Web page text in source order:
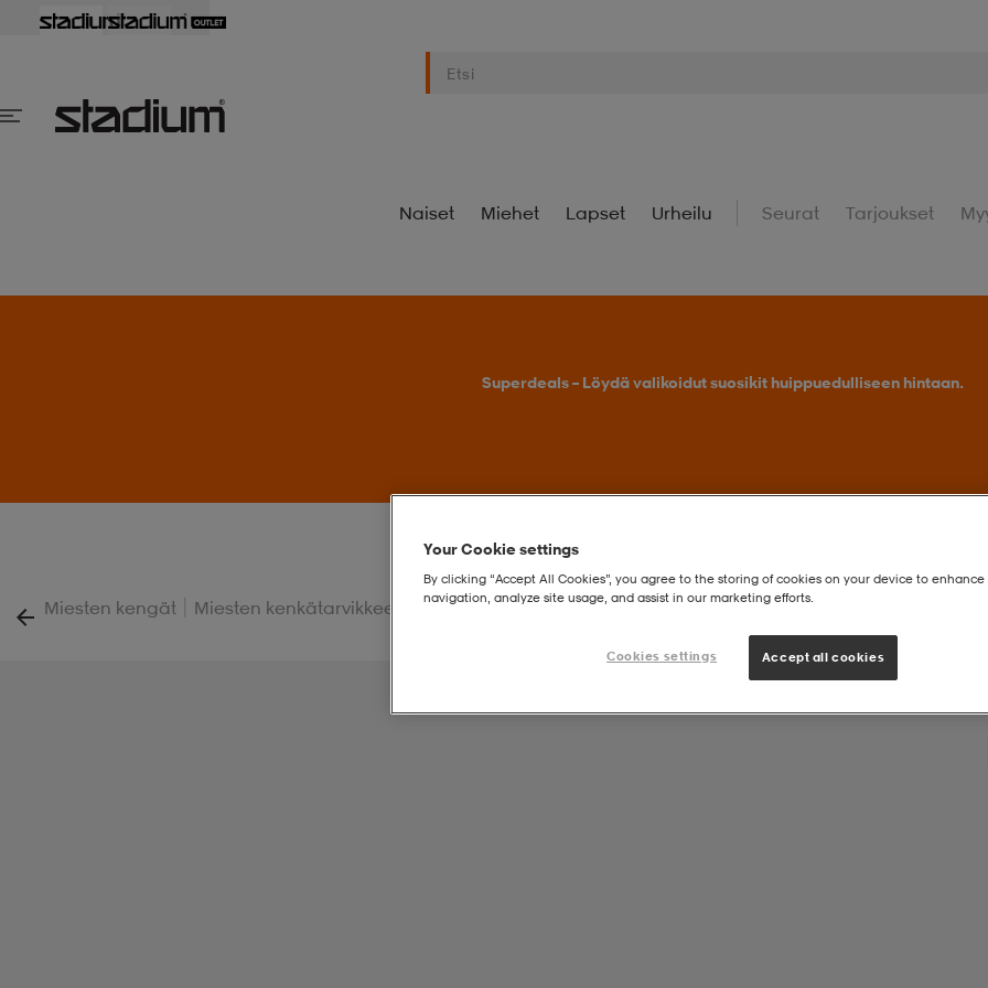
Naiset Miehet Lapset Urheilu Seurat Tarjoukset
Superdeals – Löydä valikoidut suosikit huippuedulliseen hintaan.
Miesten kengät | Miesten kenkätarvikkeet M Casual Series
Your Cookie settings
By clicking “Accept All Cookies”, you agree to the storing of cookies on your device to enhance
navigation, analyze site usage, and assist in our marketing efforts.
Cookies settings Accept all cookies